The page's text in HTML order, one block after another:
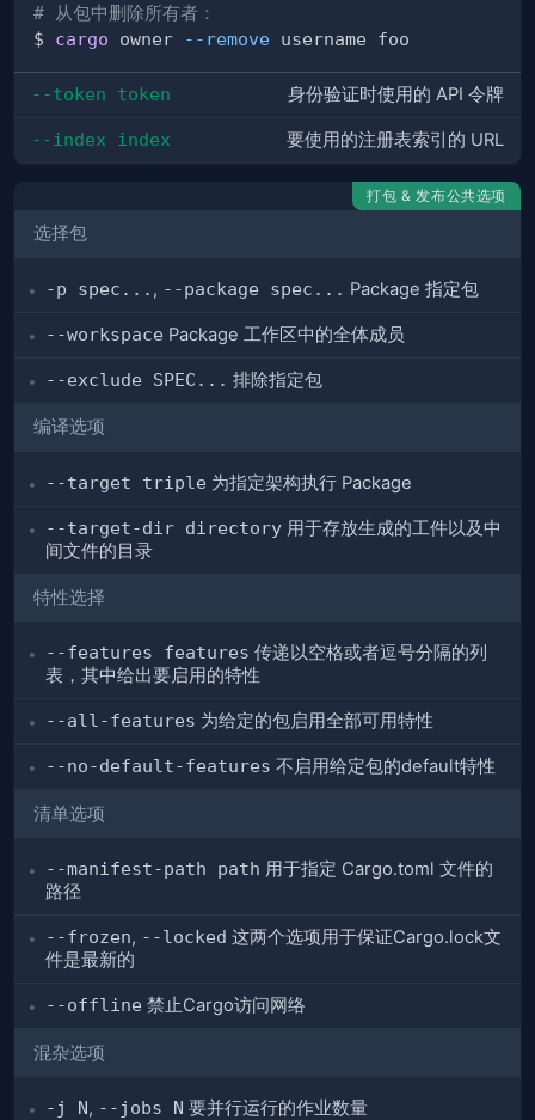
# 从包中删除所有者：
$ cargo owner --remove
--token token 身份验证时使用的 API 令牌
--index index 要使用的注册表索引的 URL
打包 & 发布公共选项
选择包
-p spec... , --package spec... Package 指定包
--workspace Package 工作区中的全体成员
--exclude SPEC... 排除指定包
编译选项
--target triple 为指定架构执行 Package
--target-dir directory 用于存放生成的工件以及中
间文件的目录
特性选择
--features features 传递以空格或者逗号分隔的列
表，其中给出要启用的特性
--all-features 为给定的包启用全部可用特性
--no-default-features 不启用给定包的default特性
清单选项
--manifest-path path 用于指定 Cargo.toml 文件的
路径
--frozen, --locked 这两个选项用于保证Cargo.lock文
件是最新的
--offline 禁止Cargo访问网络
混杂选项
-j N, --jobs N 要并行运行的作业数量